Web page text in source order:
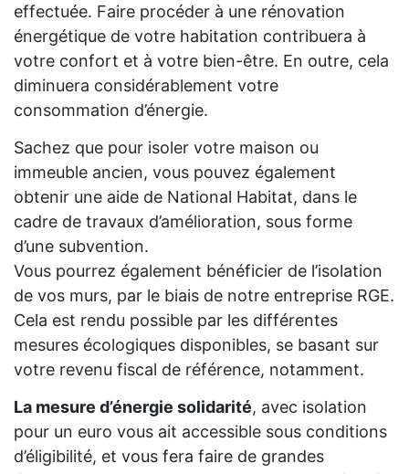
effectuée. Faire procéder à une rénovation
énergétique de votre habitation contribuera à
votre confort et à votre bien-être. En outre, cela
diminuera considérablement votre
consommation d’énergie.
Sachez que pour isoler votre maison ou
immeuble ancien, vous pouvez également
obtenir une aide de National Habitat, dans le
cadre de travaux d’amélioration, sous forme
d’une subvention.
Vous pourrez également bénéficier de l’isolation
de vos murs, par le biais de notre entreprise RGE.
Cela est rendu possible par les différentes
mesures écologiques disponibles, se basant sur
votre revenu fiscal de référence, notamment.
La mesure d’énergie solidarité, avec isolation
pour un euro vous ait accessible sous conditions
d’éligibilité, et vous fera faire de grandes